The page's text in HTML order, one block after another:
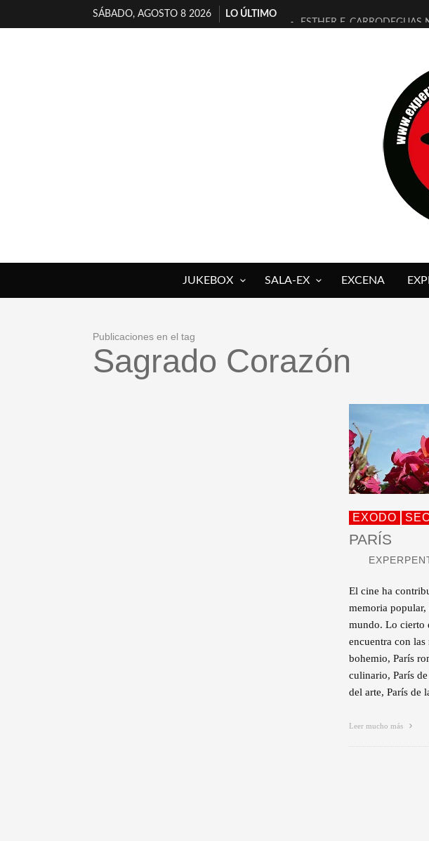
SÁBADO, AGOSTO 8 2026
LO ÚLTIMO
ESTHER F. CARRODEGUAS
[ELECTRA JONDA] DE
TIMBRE 4, LA ESCUELA
30 AÑOS (NO ES NADA) DE
MILITARES JUDÍAS EN
D’BALDOMEROS
MARSHALL FLASH
JOFRE BARDAGÍ EN
JUKEBOX SALA-EX EXCENA
Publicaciones en el tag
Sagrado Corazón
EXODO
PARÍS
El cine ha
memoria popular,
mundo. Lo cierto
encuentra con
bohemio, París
culinario, París
del arte, París de
Leer mucho más